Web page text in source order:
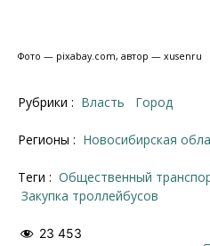
Фото — pixabay.com, автор — xusenru
Рубрики : Власть Город
Регионы : Новосибирская
Теги : общественный
закупка троллейбусов
23 453